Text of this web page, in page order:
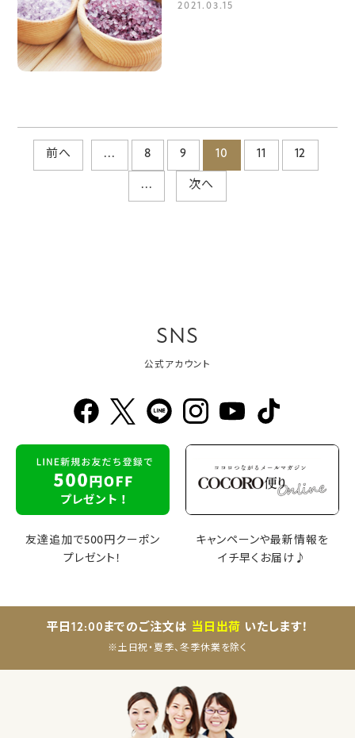
2021.03.15
前へ ... 8 9 10 11 12
... 次へ
SNS
公式アカウント
友達追加で500円クーポン
プレゼント！
キャンペーンや最新情報を
イチ早くお届け♪
平日12:00までのご注文は 当日出荷 いたします！
※土日祝・夏季、冬季休業を除く